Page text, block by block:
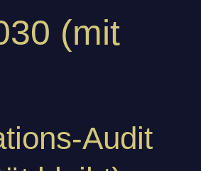
(mit
Audit